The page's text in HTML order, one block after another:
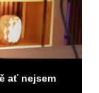
ať nejsem